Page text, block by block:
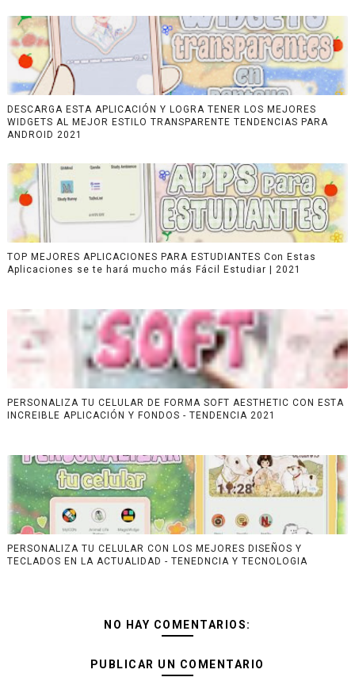
DESCARGA ESTA APLICACIÓN Y LOGRA TENER LOS MEJORES
WIDGETS AL MEJOR ESTILO TRANSPARENTE TENDENCIAS PARA
ANDROID 2021
TOP MEJORES APLICACIONES PARA ESTUDIANTES Con Estas
Aplicaciones se te hará mucho más Fácil Estudiar | 2021
PERSONALIZA TU CELULAR DE FORMA SOFT AESTHETIC CON ESTA
INCREIBLE APLICACIÓN Y FONDOS - TENDENCIA 2021
PERSONALIZA TU CELULAR CON LOS MEJORES DISEÑOS Y
TECLADOS EN LA ACTUALIDAD - TENEDNCIA Y TECNOLOGIA
NO HAY COMENTARIOS:
PUBLICAR UN COMENTARIO